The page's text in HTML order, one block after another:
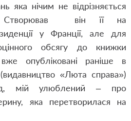
яка нічим не відрізняється
Створював він її на
у Франції, але для
обсягу до книжки
опубліковані раніше в
«Люта справа»)
мій улюблений – про
яка перетворилася на